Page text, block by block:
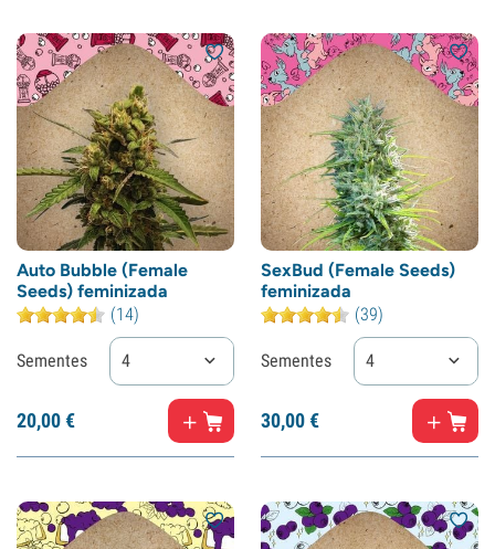
Auto Bubble (Female
Seeds) feminizada
(14)
Sementes 4
20,00€
SexBud (Female Seeds)
feminizada
(39)
Sementes 4
30,00€